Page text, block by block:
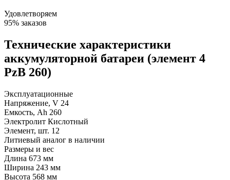
Удовлетворяем
95% заказов
Технические характеристики
аккумуляторной батареи (элемент 4
PzB 260)
Эксплуатационные
Напряжение, V 24
Емкость, Ah 260
Электролит Кислотный
Элемент, шт. 12
Литиевый аналог в наличии
Размеры и вес
Длина 673 мм
Ширина 243 мм
Высота 568 мм